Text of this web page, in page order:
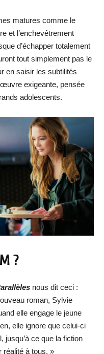
matures comme le
et l’enchevêtrement
d’échapper totalement
tout simplement pas le
en saisir les subtilités
exigeante, pensée
adolescents.
?
nous dit ceci :
roman, Sylvie
elle engage le jeune
elle ignore que celui-ci
jusqu’à ce que la fiction
réalité à tous. »